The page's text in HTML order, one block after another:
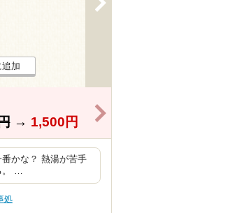
加
→ 1,500円
かな？ 熱湯が苦手
。 …
処